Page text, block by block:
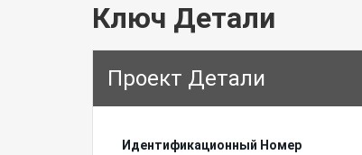
Ключ Детали
Проект Детали
Идентификационный Hомер